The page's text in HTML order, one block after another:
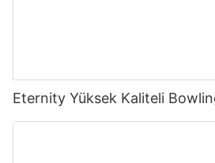
Eternity Yüksek Kaliteli